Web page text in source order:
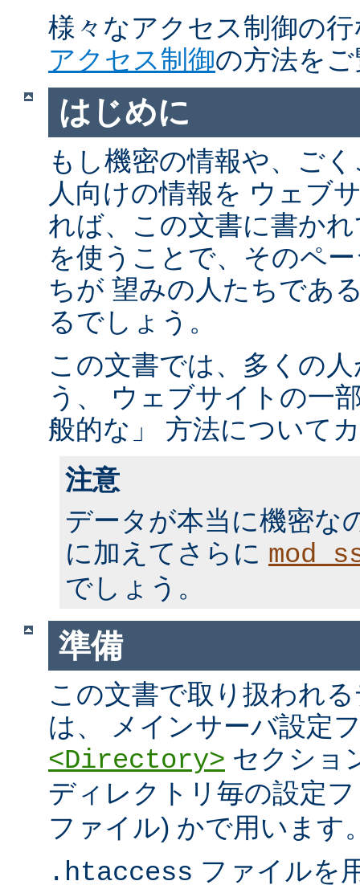
様々なアクセス制御の
アクセス制御の方法を
はじめに
もし機密の情報や、ご
人向けの情報を ウェブ
れば、この文書に書か
を使うことで、そのペ
ちが 望みの人たちであ
るでしょう。
この文書では、多くの
う、 ウェブサイトの一
般的な」 方法について
注意
データが本当に機密な
に加えてさらに
でしょう。
準備
この文書で取り扱われ
は、 メインサーバ設定
<Directory> セクショ
ディレクトリ毎の設定
ファイル) かで用います
.htaccess ファイルを